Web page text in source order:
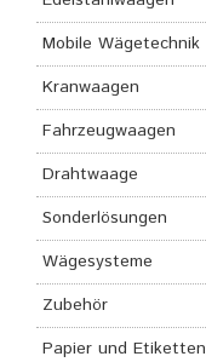
Mobile Wägetechnik
Kranwaagen
Fahrzeugwaagen
Drahtwaage
Sonderlösungen
Wägesysteme
Zubehör
Papier und Etiketten